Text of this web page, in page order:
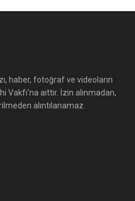
haber, fotoğraf ve videoların
Vakfı'na aittir. İzin alınmadan,
alıntılanamaz.